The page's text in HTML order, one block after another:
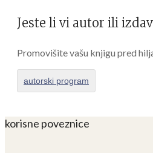
Jeste li vi autor ili
Promovišite vašu knjigu pred
autorski program
korisne poveznice